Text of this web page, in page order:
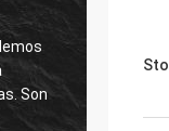
Son
por